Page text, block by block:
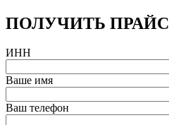
ПОЛУЧИТЬ ПРАЙС
ИНН
Ваше имя
Ваш телефон